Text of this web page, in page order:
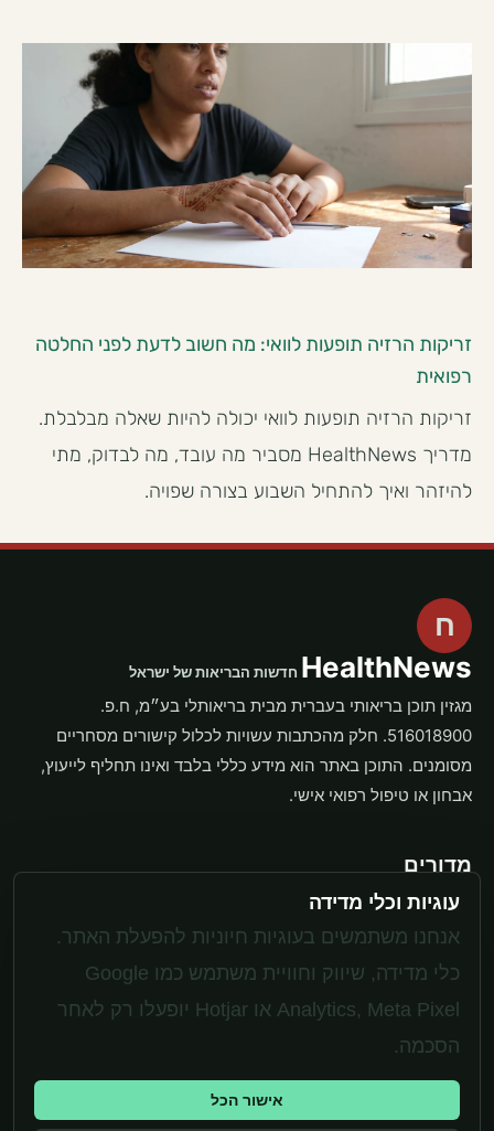
זריקות הרזיה תופעות לוואי: מה חשוב לדעת לפני החלטה
רפואית
זריקות הרזיה תופעות לוואי יכולה להיות שאלה מבלבלת.
מדריך HealthNews מסביר מה עובד, מה לבדוק, מתי
להיזהר ואיך להתחיל השבוע בצורה שפויה.
עוגיות וכלי מדידה
אנחנו משתמשים בעוגיות חיוניות להפעלת האתר.
כלי מדידה, שיווק וחוויית משתמש כמו Google
Analytics, Meta Pixel או Hotjar יופעלו רק לאחר
הסכמה.
אישור הכל
ח
HealthNews חדשות הבריאות של ישראל
מגזין תוכן בריאותי בעברית מבית בריאותלי בע״מ, ח.פ.
516018900. חלק מהכתבות עשויות לכלול קישורים מסחריים
מסומנים. התוכן באתר הוא מידע כללי בלבד ואינו תחליף לייעוץ,
אבחון או טיפול רפואי אישי.
מדורים
תוספים
משקל ותזונה
בריאות האישה